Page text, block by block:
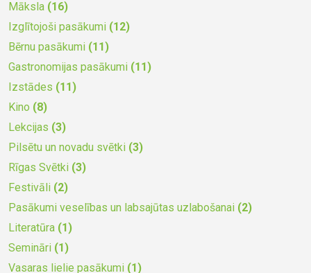
Māksla (16)
Izglītojoši pasākumi (12)
Bērnu pasākumi (11)
Gastronomijas pasākumi (11)
Izstādes (11)
Kino (8)
Lekcijas (3)
Pilsētu un novadu svētki (3)
Rīgas Svētki (3)
Festivāli (2)
Pasākumi veselības un labsajūtas uzlabošanai (2)
Literatūra (1)
Semināri (1)
Vasaras lielie pasākumi (1)